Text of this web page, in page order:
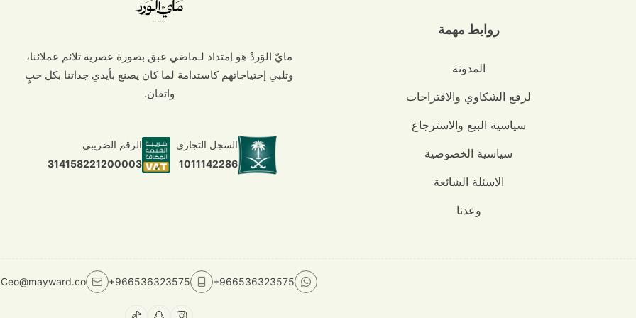
روابط مهمة
المدونة
لرفع الشكاوي والاقتراحات
سياسية البيع والاسترجاع
سياسية الخصوصية
الاسئلة الشائعة
وعدنا
مايّ الوَردْ هو إمتداد لـماضي عبق بصورة عصرية تلائم عملائنا،
وتلبي إحتياجاتهم كاستدامة لما كان يصنع بأيدي جداتنا بكل حبٍ
واتقان.
السجل التجاري
1011142286
الرقم الضريبي
314158221200003
+966536323575
+966536323575
Ceo@mayward.co